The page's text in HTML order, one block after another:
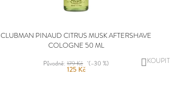
CLUBMAN PINAUD CITRUS MUSK AFTERSHAVE
COLOGNE 50 ML
Původně: 179 Kč (–30 %)
125 Kč
DO